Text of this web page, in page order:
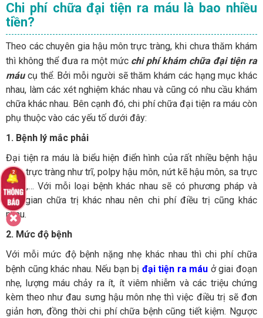
Chi phí chữa đại tiện ra máu là bao nhiều
tiền?
Theo các chuyên gia hậu môn trực tràng, khi chưa thăm khám
thì không thể đưa ra một mức chi phí khám chữa đại tiện ra
máucụ thể. Bởi mỗi người sẽ thăm khám các hạng mục khác
nhau, làm các xét nghiệm khác nhau và cũng có nhu cầu khám
chữa khác nhau. Bên cạnh đó, chi phí chữa đại tiện ra máu còn
phụ thuộc vào các yếu tố dưới đây:
1. Bệnh lý mắc phải
Đại tiện ra máu là biểu hiện điển hình của rất nhiều bệnh hậu
môn trực tràng như trĩ, polpy hậu môn, nứt kẽ hậu môn, sa trực
tràng,… Với mỗi loại bệnh khác nhau sẽ có phương pháp và
thời gian chữa trị khác nhau nên chi phí điều trị cũng khác
nhau.
2. Mức độ bệnh
Với mỗi mức độ bệnh nặng nhẹ khác nhau thì chi phí chữa
bệnh cũng khác nhau. Nếu bạn bị đại tiện ra máu ở giai đoạn
nhẹ, lượng máu chảy ra ít, ít viêm nhiễm và các triệu chứng
kèm theo như đau sưng hậu môn nhẹ thì việc điều trị sẽ đơn
giản hơn, đồng thời chi phí chữa bệnh cũng tiết kiệm. Ngược